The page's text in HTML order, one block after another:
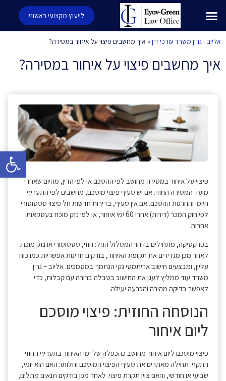
פתח
לייעוץ מקצועי ראשוני
אליוב - גרין משרד עורכי דין» איך מחשבים פיצוי על איחור במסירה?
איך מחשבים פיצוי על איחור במסירה?
פיצוי על איחור במסירה מחושב לפי ההסכם או לפי הדין, מהיום שאחרי
מועד המסירה החוזי. אם יש סעיף פיצוי מוסכם, מחשבים לפי התעריף
היומי והחרגות ההסכם. אם אין סעיף, בדירות חדשות חל פיצוי סטטוטורי
לפי חוק המכר (דירות) אחרי 60 ימי איחור, או לפי נזק מוכח בעסקאות
אחרות.
בפרקטיקה, מתחילים בזיהוי המסלול החל: חוזי, סטטוטורי או נזק מוכח.
לאחר מכן מגדירים את תקופת האיחור, בודקים חריגות אפשריות כמו כוח
עליון, ומבצעים חישוב אריתמטי נקי הנתמך במסמכים. אליוב – גרין
משרד עוד ממליץ לעגן את החישוב בטבלה ברורה עם קבלות, כדי
לאפשר בדיקה מהירה והכרעה יעילה.
הנוסחה החוזית: פיצוי מוסכם
ליום איחור
פיצוי מוסכם ליום איחור מחושב כהכפלה של ימי האיחור בתעריף החוזי
התקף. תחילה מאתרים את סעיף הפיצוי המוסכם וחלותו: האם הוא יומי,
שבועי או חודשי, והאם צוין תקרת פיצוי. לאחר מכן בודקים תנאים מתלים,